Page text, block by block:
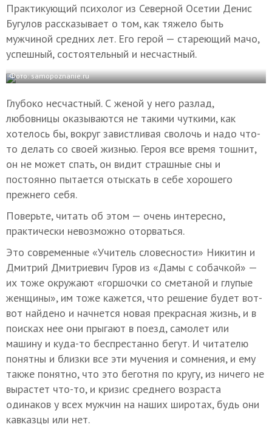
Практикующий психолог из Северной Осетии Денис
Бугулов рассказывает о том, как тяжело быть
мужчиной средних лет. Его герой — стареющий мачо,
успешный, состоятельный и несчастный.
Фото: samopoznanie.ru
Глубоко несчастный. С женой у него разлад,
любовницы оказываются не такими чуткими, как
хотелось бы, вокруг завистливая сволочь и надо что-
то делать со своей жизнью. Героя все время тошнит,
он не может спать, он видит страшные сны и
постоянно пытается отыскать в себе хорошего
прежнего себя.
Поверьте, читать об этом — очень интересно,
практически невозможно оторваться.
Это современные «Учитель словесности» Никитин и
Дмитрий Дмитриевич Гуров из «Дамы с собачкой» —
их тоже окружают «горшочки со сметаной и глупые
женщины», им тоже кажется, что решение будет вот-
вот найдено и начнется новая прекрасная жизнь, и в
поисках нее они прыгают в поезд, самолет или
машину и куда-то беспрестанно бегут. И читателю
понятны и близки все эти мучения и сомнения, и ему
также понятно, что это беготня по кругу, из ничего не
вырастет что-то, и кризис среднего возраста
одинаков у всех мужчин на наших широтах, будь они
кавказцы или нет.